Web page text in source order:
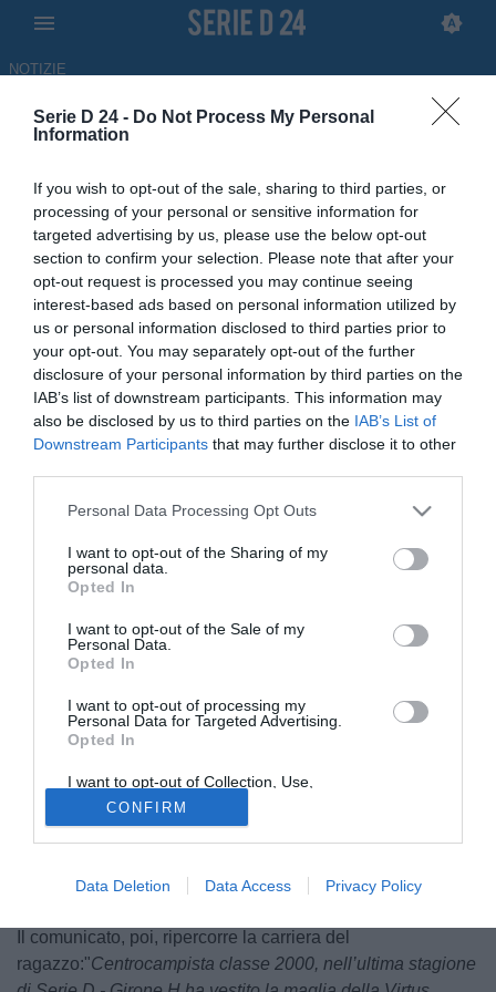
Serie D 24 - Do Not Process My Personal
Information
If you wish to opt-out of the sale, sharing to third parties, or
processing of your personal or sensitive information for
targeted advertising by us, please use the below opt-out
section to confirm your selection. Please note that after your
opt-out request is processed you may continue seeing
interest-based ads based on personal information utilized by
us or personal information disclosed to third parties prior to
your opt-out. You may separately opt-out of the further
disclosure of your personal information by third parties on the
IAB’s list of downstream participants. This information may
also be disclosed by us to third parties on the IAB’s List of
Downstream Participants that may further disclose it to other
Personal Data Processing Opt Outs
I want to opt-out of the Sharing of my
personal data.
Opted In
I want to opt-out of the Sale of my
Personal Data.
Opted In
I want to opt-out of processing my
Personal Data for Targeted Advertising.
Opted In
I want to opt-out of Collection, Use,
Retention, Sale, and/or Sharing of my
Personal Data that Is Unrelated with the
Purposes for which it was collected.
Opted Out
CONFIRM
Data Deletion Data Access Privacy Policy
NOTIZIE
Fidelis Andria, adesso è
ufficiale: torna Angelo
Bonavolontà
UFFICIALE
16.06.2026 15:09 di Redazione
Fonte:Comunicato ufficiale Fidelis Andria
Il centrocampista classe 2000, biancazzurro anche in Serie C, è
tonato nel club pugliese: il comunicato ufficiale del club
© foto di Fidelis Andria
Ve l'avevamoanticipato e adesso è ufficiale: la
Angelo Bonavolontà. Di seguito il comunicato del club
biancazzurro: "La Fidelis Andria è lieta di comunicare di
aver definito l’accordo per il diritto delle prestazioni
sportiva 2026/27".
Il comunicato, poi, ripercorre la carriera del
ragazzo:"Centrocampista classe 2000, nell’ultima stagione